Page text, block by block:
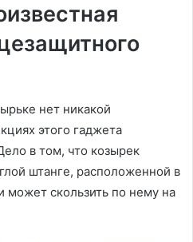
нет никакой
этого гаджета
в том, что козырек
штанге, расположенной в
может скользить по нему на